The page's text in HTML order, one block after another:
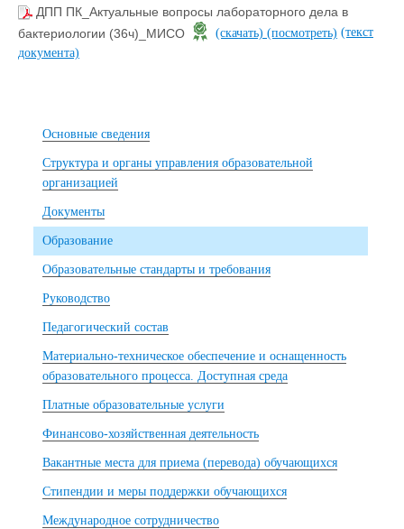
ДПП ПК_Актуальные вопросы лабораторного дела в
бактериологии (36ч)_МИСО
(скачать) (посмотреть) (текст
документа)
Основные сведения
Структура и органы управления образовательной
организацией
Документы
Образование
Образовательные стандарты и требования
Руководство
Педагогический состав
Материально-техническое обеспечение и оснащенность
образовательного процесса. Доступная среда
Платные образовательные услуги
Финансово-хозяйственная деятельность
Вакантные места для приема (перевода) обучающихся
Стипендии и меры поддержки обучающихся
Международное сотрудничество